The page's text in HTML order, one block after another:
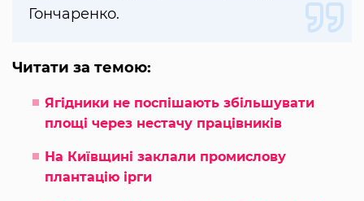
Гончаренко.
Читати за темою:
Ягідники не поспішають збільшувати
площі через нестачу працівників
На Київщині заклали промислову
плантацію ірги